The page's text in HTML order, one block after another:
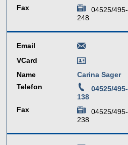
Fax
04525/495-
248
Email
VCard
Name
Carina Sager
Telefon
04525/495-
138
Fax
04525/495-
238